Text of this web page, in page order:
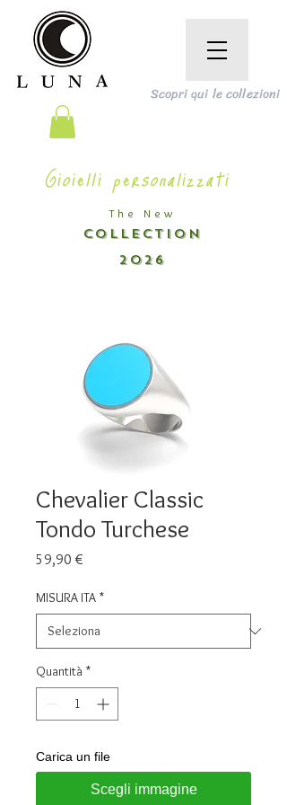
The New
COLLECTION
2026
Scopri qui le collezioni
Gioielli personalizzati
Chevalier Classic
Tondo Turchese
59,90 €
MISURA ITA *
Quantità *
Carica un file
Scegli immagine